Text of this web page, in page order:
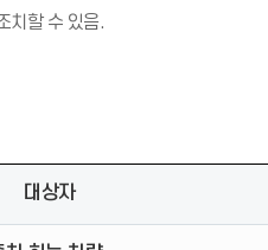
치할 수 있음.
대상자